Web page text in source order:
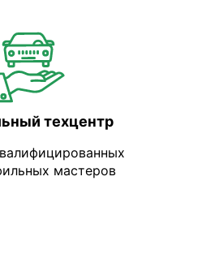
техцентр
мастеров